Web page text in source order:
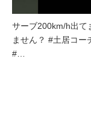
サーブ200km/h出て
ません？ #土居コー
#…